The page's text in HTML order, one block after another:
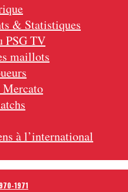
& Statistiques
PSG TV
maillots
à l’international
1971